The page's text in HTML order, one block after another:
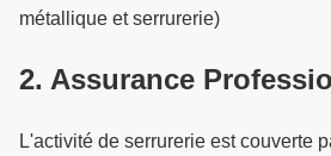
métallique et serrurerie)
2. Assurance
L'activité de serrurerie est couverte